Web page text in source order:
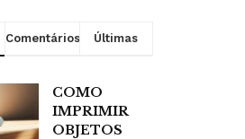
Comentários Últimas
COMO
IMPRIMIR
OBJETOS